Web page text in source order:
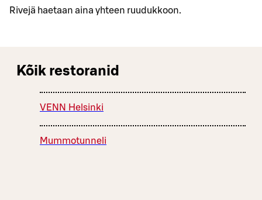
Rivejä haetaan aina yhteen ruudukkoon.
Kõik restoranid
VENN Helsinki
Mummotunneli